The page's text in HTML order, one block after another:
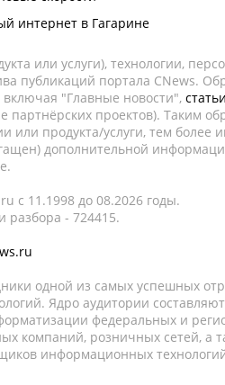
интернет в Гагарине
или услуги), технологии,
публикаций портала CNews.
включая "Главные новости", статьи
проектов). Таким
или продукта/услуги, тем более
дополнительной
c 11.1998 до 08.2026 годы.
разбора - 724415.
одной из самых успешных
Ядро аудитории
федеральных и
компаний, розничных сетей, а
информационных